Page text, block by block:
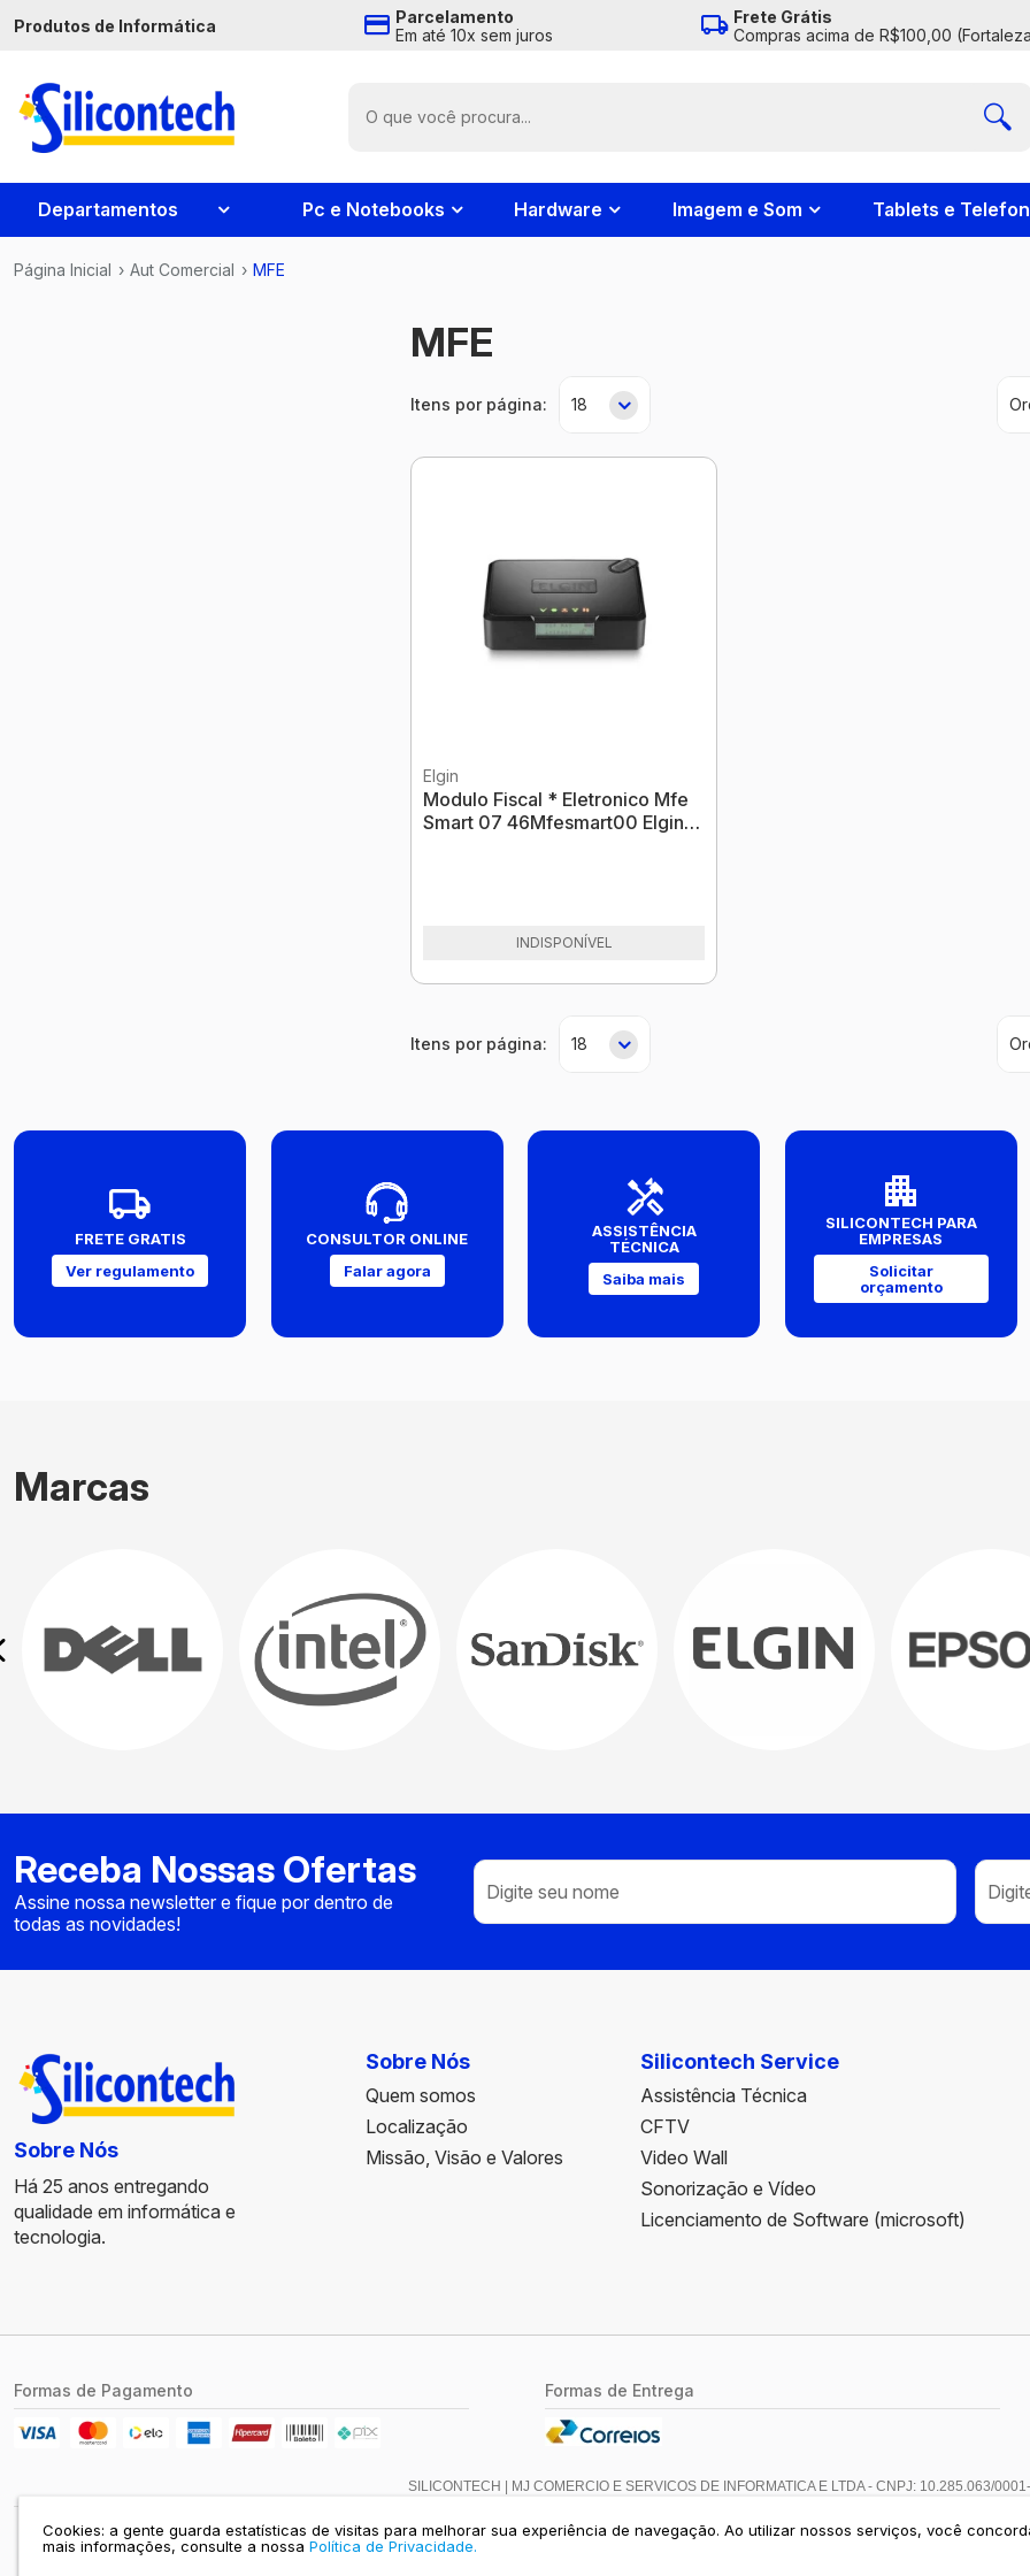
Produtos de Informática
Parcelamento
Em até 10x sem juros
Frete Grátis
Compras acima de R$100,00
Departamentos Pc e Notebooks Hardware Imagem e Som Tablets e
Página Inicial › Aut Comercial › MFE
Cookies: a gente guarda estatísticas de visitas para melhorar sua experiência de navegação. Ao utilizar nossos serviços, você
mais informações, consulte a nossa Política de Privacidade.
MFE
Itens por página:
Elgin
Modulo Fiscal * Eletronico Mfe
Smart 07 46Mfesmart00 Elgin
INDISPONÍVEL
Itens por página:
FRETE GRATIS
Ver regulamento
CONSULTOR ONLINE
Falar agora
ASSISTÊNCIA
TÉCNICA
Saiba mais
SILICONTECH PARA
EMPRESAS
Solicitar
orçamento
Marcas
Receba Nossas Ofertas
Assine nossa newsletter e fique por dentro de
todas as novidades!
Sobre Nós
Há 25 anos entregando
qualidade em informática e
tecnologia.
Sobre Nós
Quem somos
Localização
Missão, Visão e Valores
Silicontech Service
Assistência Técnica
CFTV
Video Wall
Sonorização e Vídeo
Licenciamento de Software (microsoft)
Formas de Pagamento Formas de Entrega
SILICONTECH | MJ COMERCIO E SERVICOS DE INFORMATICA E LTDA - CNPJ: 10.285.063/0001-